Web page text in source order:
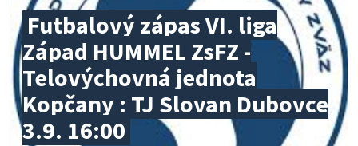
Futbalový zápas VI. liga
Západ HUMMEL ZsFZ -
Telovýchovná jednota
Kopčany : TJ Slovan Dubovce
3.9. 16:00